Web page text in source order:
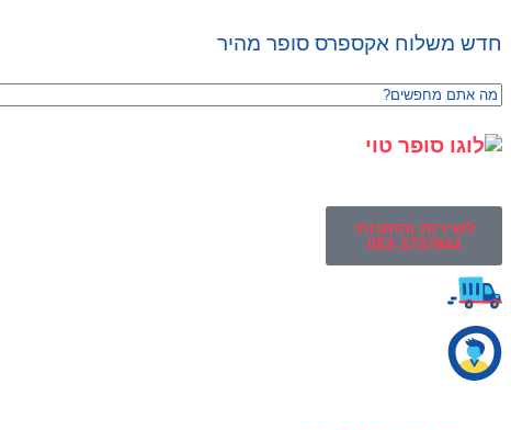
חדש משלוח אקספרס סופר מהיר
לשירות והזמנות:
053-3737944